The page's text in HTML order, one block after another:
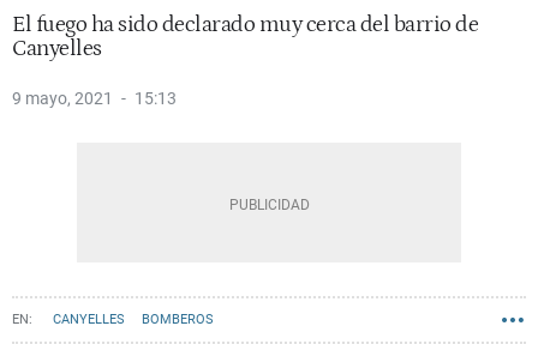
El fuego ha sido declarado muy cerca del barrio de
Canyelles
9 mayo, 2021 15:13
CANYELLES BOMBEROS